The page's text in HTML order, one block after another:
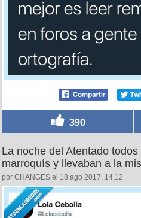
390
La noche del Atentado
marroquís y llevaban a la
por CHANGES el 18 ago 2017, 14:12